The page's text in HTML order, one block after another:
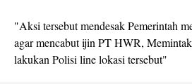
"Aksi tersebut mendesak Pemerintah
agar mencabut ijin PT HWR,
lakukan Polisi line lokasi tersebut"